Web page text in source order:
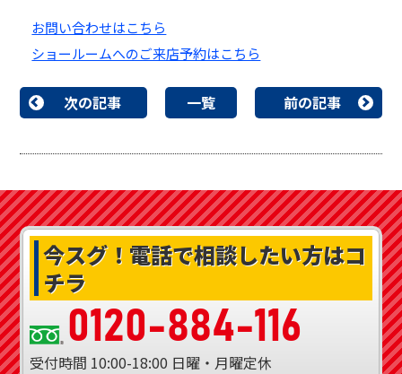
お問い合わせはこちら
ショールームへのご来店予約はこちら
次の記事 一覧 前の記事
今スグ！ 電話で相談したい方はコ
チラ
0120-884-116
受付時間 10:00-18:00 日曜・月曜定休